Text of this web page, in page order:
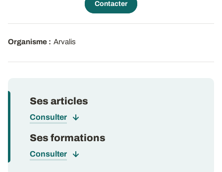
Contacter
Organisme : Arvalis
Ses articles
Consulter
Ses formations
Consulter